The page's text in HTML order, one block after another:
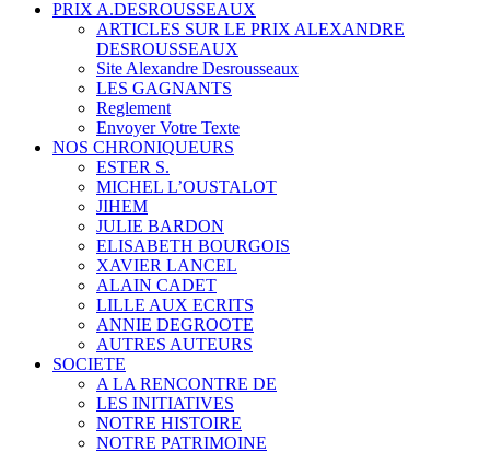
PRIX A.DESROUSSEAUX
ARTICLES SUR LE PRIX ALEXANDRE
DESROUSSEAUX
Site Alexandre Desrousseaux
LES GAGNANTS
Reglement
Envoyer Votre Texte
NOS CHRONIQUEURS
ESTER S.
MICHEL L’OUSTALOT
JIHEM
JULIE BARDON
ELISABETH BOURGOIS
XAVIER LANCEL
ALAIN CADET
LILLE AUX ECRITS
ANNIE DEGROOTE
AUTRES AUTEURS
SOCIETE
A LA RENCONTRE DE
LES INITIATIVES
NOTRE HISTOIRE
NOTRE PATRIMOINE